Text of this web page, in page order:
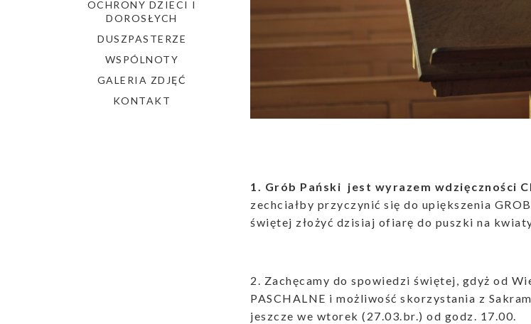
OCHRONY DZIECI I
DOROSŁYCH
DUSZPASTERZE
WSPÓLNOTY
GALERIA ZDJĘĆ
KONTAKT
1. Grób Pański jest wyrazem wdzięczności
zechciałby przyczynić się do upiększenia
świętej złożyć dzisiaj ofiarę do puszki na
2. Zachęcamy do spowiedzi świętej, gdyż od
PASCHALNE i możliwość skorzystania z
jeszcze we wtorek (27.03.br.) od godz. 17.00.